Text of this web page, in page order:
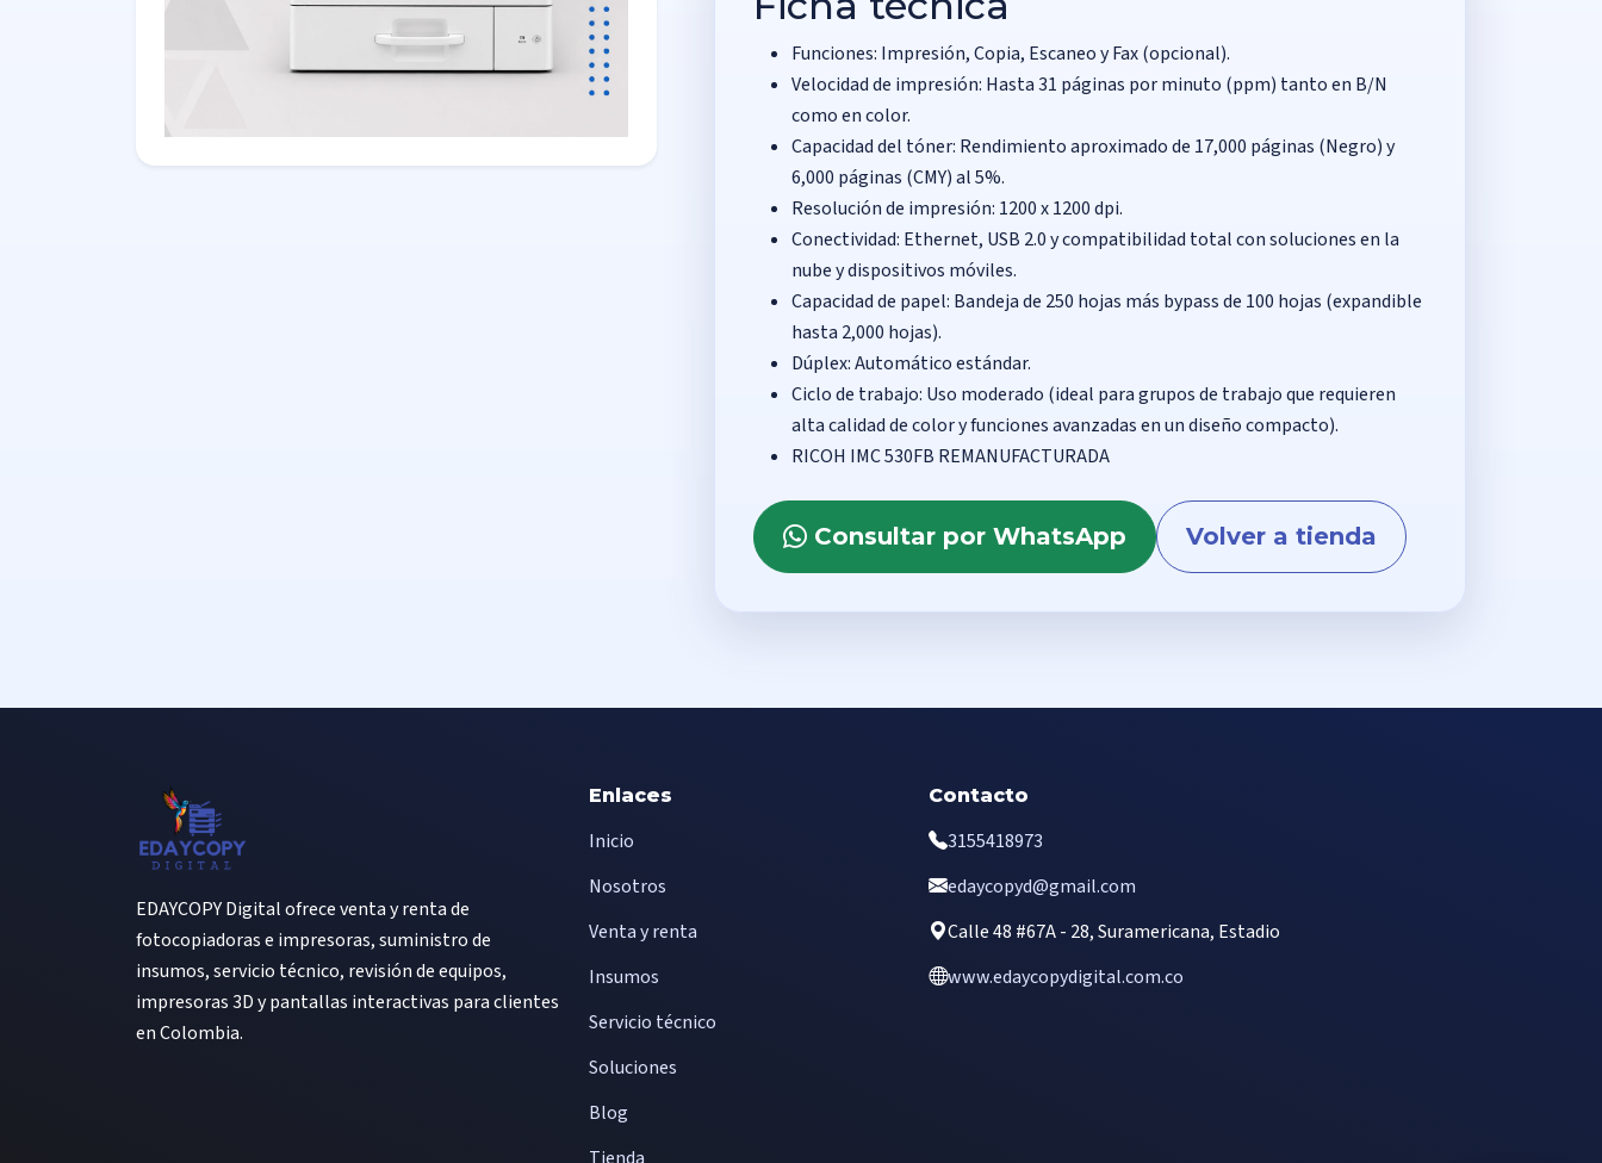
Funciones: Impresión, Copia, Escaneo y Fax (opcional).
Velocidad de impresión: Hasta 31 páginas por minuto (ppm) tanto en B/N
como en color.
Capacidad del tóner: Rendimiento aproximado de 17,000 páginas (Negro) y
6,000 páginas (CMY) al 5%.
Resolución de impresión: 1200 x 1200 dpi.
Conectividad: Ethernet, USB 2.0 y compatibilidad total con soluciones en la
nube y dispositivos móviles.
Capacidad de papel: Bandeja de 250 hojas más bypass de 100 hojas (expandible
hasta 2,000 hojas).
Dúplex: Automático estándar.
Ciclo de trabajo: Uso moderado (ideal para grupos de trabajo que requieren
alta calidad de color y funciones avanzadas en un diseño compacto).
RICOH IMC 530FB REMANUFACTURADA
Consultar por WhatsApp Volver a tienda
EDAYCOPY Digital ofrece venta y renta de
fotocopiadoras e impresoras, suministro de
insumos, servicio técnico, revisión de equipos,
impresoras 3D y pantallas interactivas para clientes
en Colombia.
Enlaces
Inicio
Nosotros
Venta y renta
Insumos
Servicio técnico
Soluciones
Blog
Contacto
3155418973
edaycopyd@gmail.com
Calle 48 #67A - 28, Suramericana, Estadio
www.edaycopydigital.com.co